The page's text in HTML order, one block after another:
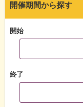
開催期間から探す
開始
終了